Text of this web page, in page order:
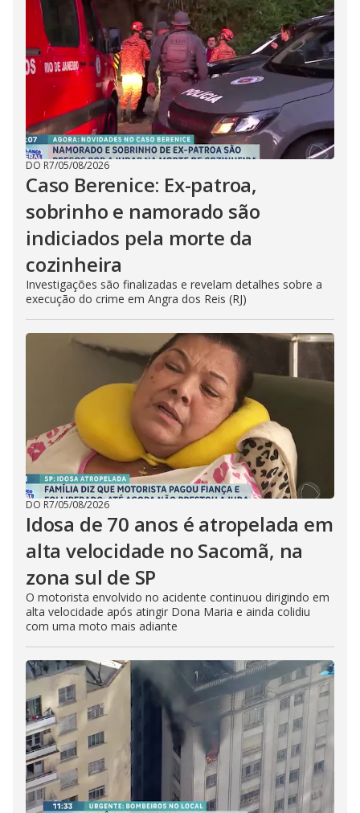
DO R7/05/08/2026
Caso Berenice: Ex-patroa,
sobrinho e namorado são
indiciados pela morte da
cozinheira
Investigações são finalizadas e revelam detalhes sobre a
execução do crime em Angra dos Reis (RJ)
DO R7/05/08/2026
Idosa de 70 anos é atropelada em
alta velocidade no Sacomã, na
zona sul de SP
O motorista envolvido no acidente continuou dirigindo em
alta velocidade após atingir Dona Maria e ainda colidiu
com uma moto mais adiante